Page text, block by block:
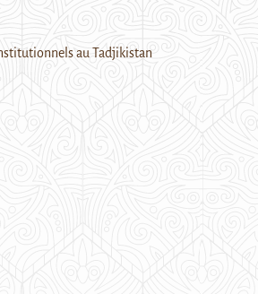
au Tadjikistan